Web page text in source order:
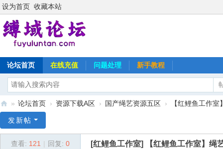
设为首页 收藏本站
论坛首页 在线充值 问题处理 新手教程
域
» 论坛首页 › 资源下载A区 › 国产绳艺资源五区 › 【红鲤鱼工作
发新帖
查看: 121 回复: 0 [红鲤鱼工作室] 【红鲤鱼工作室】绳